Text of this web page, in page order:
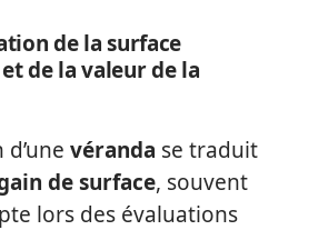
de la surface
de la valeur de la
d’une véranda se traduit
de surface, souvent
lors des évaluations